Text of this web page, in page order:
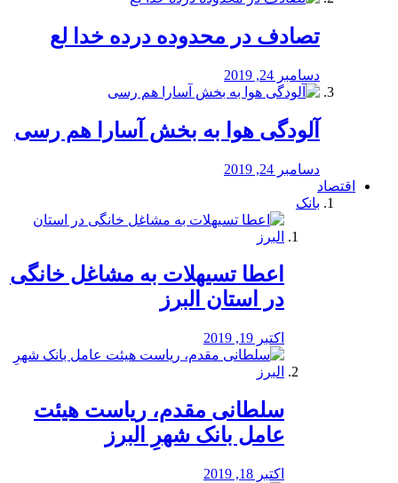
تصادف در محدوده درده خدا لع
دسامبر 24, 2019
آلودگی هوا به بخش آسارا هم رسی
دسامبر 24, 2019
اقتصاد
بانک
️اعطا تسیهلات به مشاغل خانگی
در استان البرز
اکتبر 19, 2019
سلطانی مقدم، ریاست هیئت
عامل بانک شهرِ البرز
اکتبر 18, 2019